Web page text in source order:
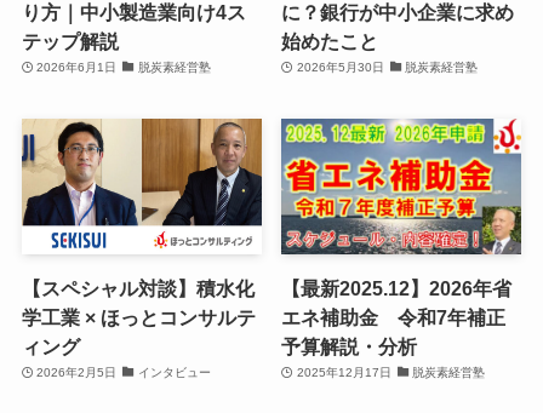
り方｜中小製造業向け4ス
テップ解説
2026年6月1日 脱炭素経営塾
に？銀行が中小企業に求め
始めたこと
2026年5月30日 脱炭素経営塾
【スペシャル対談】積水化
学工業 × ほっとコンサルテ
ィング
2026年2月5日 インタビュー
【最新2025.12】2026年省
エネ補助金 令和7年補正
予算解説・分析
2025年12月17日 脱炭素経営塾